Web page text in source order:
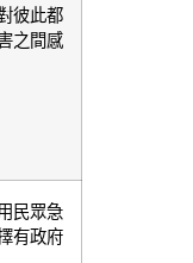
彼此都
之間感
民眾急
有政府